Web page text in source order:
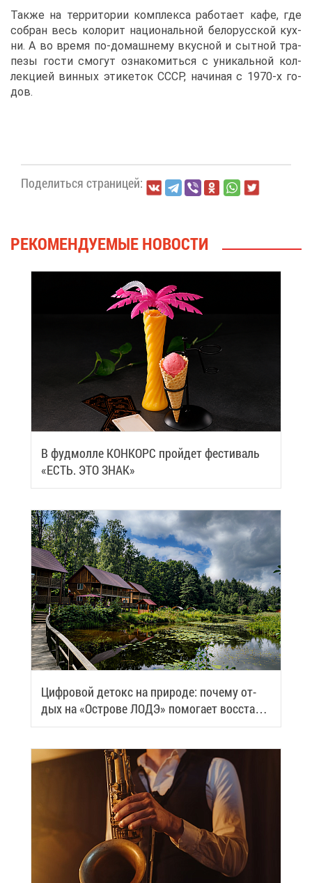
Та­к­же на тер­ри­то­рии ком­плек­са ра­бо­та­ет ка­фе, где
со­бран весь ко­ло­рит на­ци­о­наль­ной бе­ло­рус­ской кух­
ни. А во вре­мя по-до­маш­не­му вкус­ной и сыт­ной тра­
пезы го­сти смо­гут озна­ко­мить­ся с уни­каль­ной кол­
лек­ци­ей вин­ных эти­ке­ток СССР, на­чи­ная с 1970-х го­
дов.
По­де­лить­ся стра­ни­цей:
РЕ­КО­МЕН­ДУ­Е­МЫЕ НО­ВО­СТИ
В фуд­мол­ле КОН­КОРС прой­дет фе­сти­валь
«ЕСТЬ. ЭТО ЗНАК»
Циф­ро­вой де­токс на при­ро­де: по­че­му от­
дых на «Ост­ро­ве ЛОДЭ» по­мо­га­ет вос­ста­но­
вить си­лы